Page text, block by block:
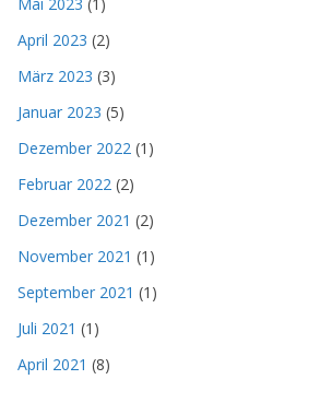
April 2023 (2)
März 2023 (3)
Januar 2023 (5)
Dezember 2022 (1)
Februar 2022 (2)
Dezember 2021 (2)
November 2021 (1)
September 2021 (1)
Juli 2021 (1)
April 2021 (8)